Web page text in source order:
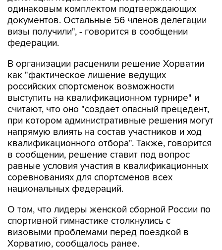
визы получили", - говорится в сообщении
федерации.
В организации расценили решение Хорватии
российских спортсменок возможности
выступить на квалификационном турнире" и
считают, что оно "создает опасный прецедент,
при котором административные решения могут
напрямую влиять на состав участников и ход
квалификационного отбора". Также, говорится
в сообщении, решение ставит под вопрос
равные условия участия в квалификационных
соревнованиях для спортсменов всех
национальных федераций.
О том, что лидеры женской сборной России по
визовыми проблемами перед поездкой в
Хорватию, сообщалось ранее.
ЧЕ в Загребе пройдет с 13 по 23 августа и